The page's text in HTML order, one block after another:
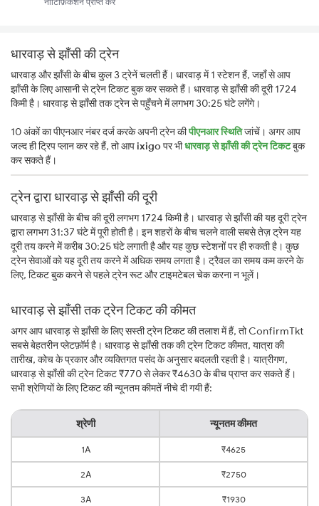
धारवाड़ से झाँसी की ट्रेन
धारवाड़ और झाँसी के बीच कुल 3 ट्रेनें चलती हैं। धारवाड़ में 1 स्टेशन हैं, जहाँ से आप
झाँसी के लिए आसानी से ट्रेन टिकट बुक कर सकते हैं। धारवाड़ से झाँसी की दूरी 1724
किमी है। धारवाड़ से झाँसी तक ट्रेन से पहुँचने में लगभग 30:25 घंटे लगेंगे।
10 अंकों का पीएनआर नंबर दर्ज करके अपनी ट्रेन कीपीएनआर स्थितिजांचें। अगर आप
जल्द ही ट्रिप प्लान कर रहे हैं, तो आपixigoपर भीधारवाड़ से झाँसी की ट्रेन टिकटबुक
कर सकते हैं।
ट्रेन द्वारा धारवाड़ से झाँसी की दूरी
धारवाड़ से झाँसी के बीच की दूरी लगभग 1724 किमी है। धारवाड़ से झाँसी की यह दूरी ट्रेन
द्वारा लगभग 31:37 घंटे में पूरी होती है। इन शहरों के बीच चलने वाली सबसे तेज़ ट्रेन यह
दूरी तय करने में करीब 30:25 घंटे लगाती है और यह कुछ स्टेशनों पर ही रुकती है। कुछ
ट्रेन सेवाओं को यह दूरी तय करने में अधिक समय लगता है। ट्रैवल का समय कम करने के
लिए, टिकट बुक करने से पहले ट्रेन रूट और टाइमटेबल चेक करना न भूलें।
धारवाड़ से झाँसी तक ट्रेन टिकट की कीमत
अगर आप धारवाड़ से झाँसी के लिए सस्ती ट्रेन टिकट की तलाश में हैं, तो ConfirmTkt
सबसे बेहतरीन प्लेटफ़ॉर्म है। धारवाड़ से झाँसी तक की ट्रेन टिकट कीमत, यात्रा की
तारीख, कोच के प्रकार और व्यक्तिगत पसंद के अनुसार बदलती रहती है। यात्रीगण,
धारवाड़ से झाँसी की ट्रेन टिकट ₹770 से लेकर ₹4630 के बीच प्राप्त कर सकते हैं।
सभी श्रेणियों के लिए टिकट की न्यूनतम कीमतें नीचे दी गयी हैं:
श्रेणी न्यूनतम कीमत
1A ₹4625
2A ₹2750
3A ₹1930